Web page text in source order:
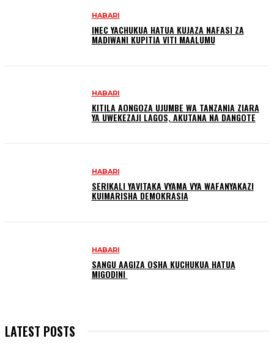
HABARI
INEC YACHUKUA HATUA KUJAZA NAFASI ZA
MADIWANI KUPITIA VITI MAALUMU
HABARI
KITILA AONGOZA UJUMBE WA TANZANIA ZIARA
YA UWEKEZAJI LAGOS, AKUTANA NA DANGOTE
HABARI
SERIKALI YAVITAKA VYAMA VYA WAFANYAKAZI
KUIMARISHA DEMOKRASIA
HABARI
SANGU AAGIZA OSHA KUCHUKUA HATUA
MIGODINI ‎
LATEST POSTS